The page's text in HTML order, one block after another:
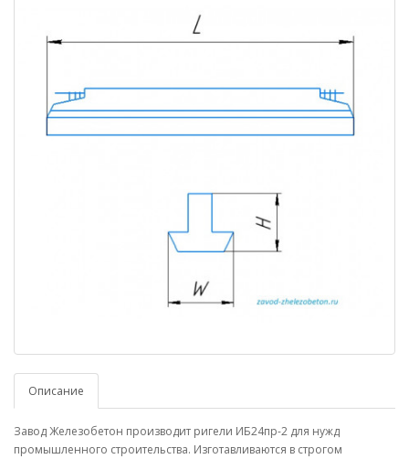
Описание
Завод Железобетон производит ригели ИБ24пр-2 для нужд
промышленного строительства. Изготавливаются в строгом